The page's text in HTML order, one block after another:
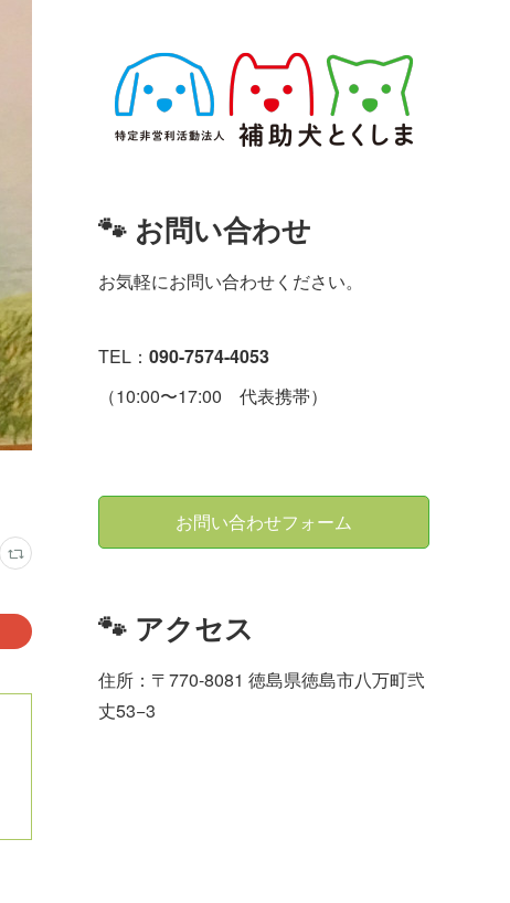
🐾 お問い合わせ
お気軽にお問い合わせください。
TEL： 090-7574-4053
（10:00〜17:00 代表携帯）
お問い合わせフォーム
🐾 アクセス
住所：〒770-8081 徳島県徳島市八万町弐
丈53−3